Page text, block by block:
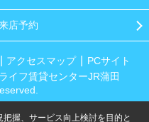
店予約
アクセスマップ
PCサイト
イフ賃貸センターJR蒲田
握、サービス向上検討を目的と